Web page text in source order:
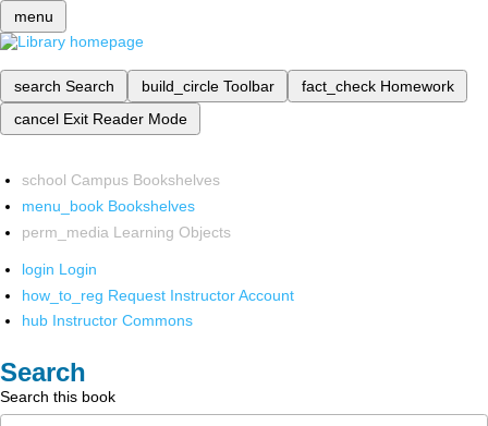
menu
search Search build_circle Toolbar fact_check Homework
cancel Exit Reader Mode
school Campus Bookshelves
menu_book Bookshelves
perm_media Learning Objects
login Login
how_to_reg Request Instructor Account
hub Instructor Commons
Search
Search this book